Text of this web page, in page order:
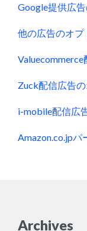
Google提供広
他の広告のオプ
Zuck配信広告
i-mobile配信広
Amazon.co.jp
Archives